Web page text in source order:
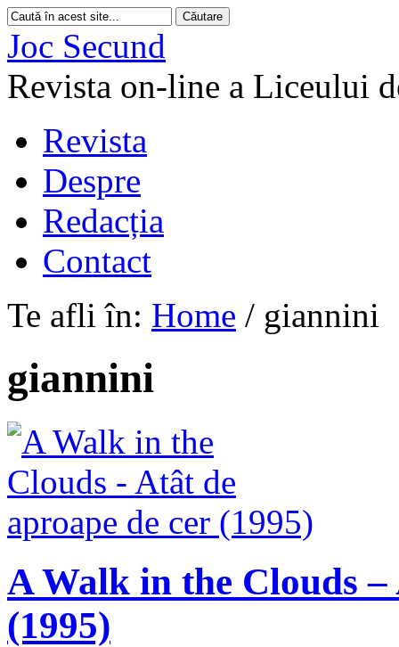
Joc Secund
Revista on-line a Liceului
Revista
Despre
Redacția
Contact
Te afli în: Home / giannini
giannini
A Walk in the Clouds –
(1995)